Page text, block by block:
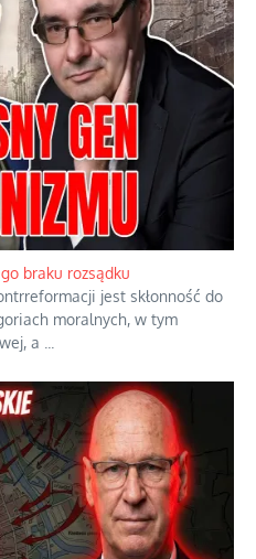
braku rozsądku
jest skłonność do
moralnych, w tym
a